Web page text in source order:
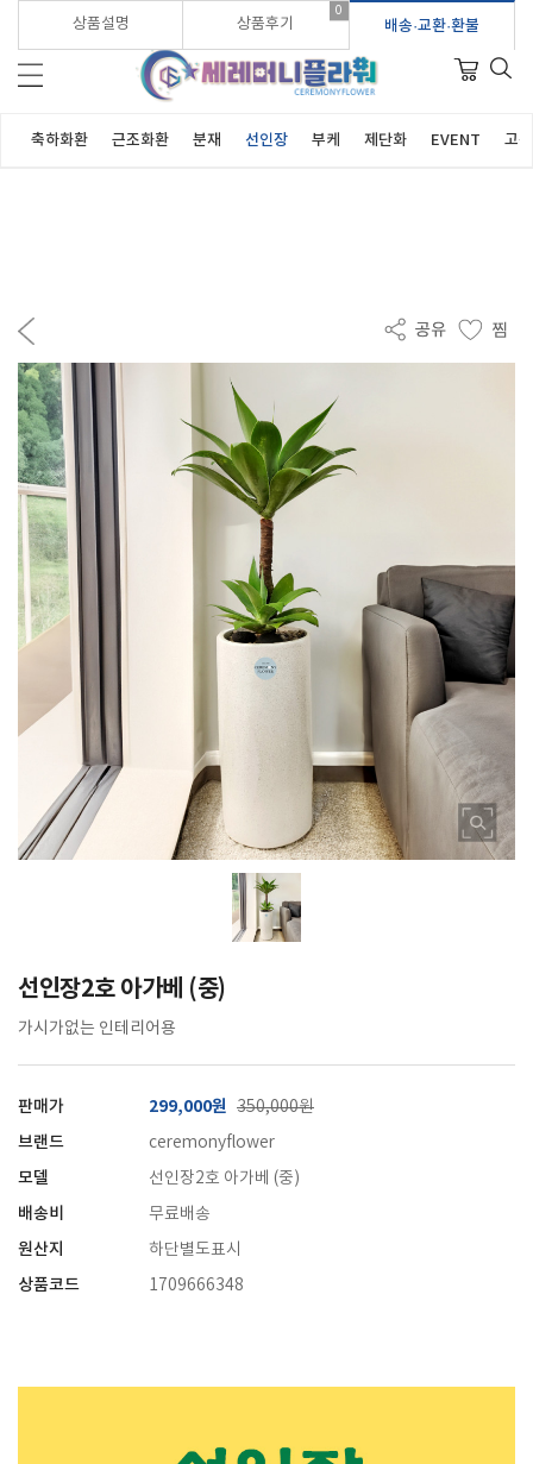
가입시 적립금 3,000원 바로지급!
축하화환 근조화환 분재 선인장 부케 제단화 EVENT 고
선인장2호 아가베 (중)
가시가없는 인테리어용
판매가 299,000원 350,000원
브랜드 ceremonyflower
모델 선인장2호 아가베 (중)
배송비 무료배송
원산지 하단별도표시
상품코드 1709666348
상품설명 상품후기
0
배송·교환·환불